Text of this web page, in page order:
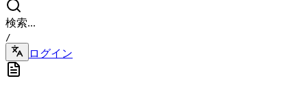
検索...
/
ログイン